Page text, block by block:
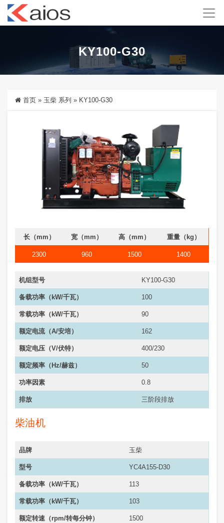
KY100-G30
首页 » 玉柴 系列 » KY100-G30
长（mm） 宽（mm） 高（mm） 重量（kg）
2300 960 1500 1400
机组型号 KY100-G30
备载功率（kW/千瓦） 100
常载功率（kW/千瓦） 90
额定电流（A/安培） 162
额定电压（V/伏特） 400/230
额定频率（Hz/赫兹） 50
功率因素 0.8
排放 三阶段排放
柴油机
品牌 玉柴
型号 YC4A155-D30
备载功率（kW/千瓦） 113
常载功率（ kW/千瓦） 103
额定转速（rpm/转每分钟） 1500